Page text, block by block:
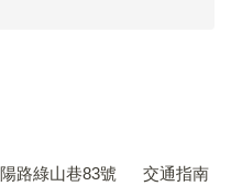
陽路綠山巷83號 交通指南